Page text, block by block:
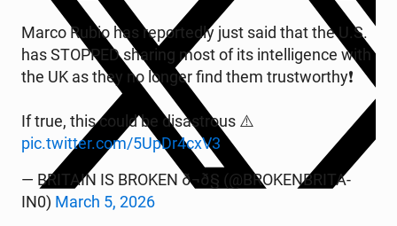
Marco Rubio has re­por­te­dly just said that the U.S.
has STOPPED sharing most of its in­tel­li­gen­ce with
the UK as they no longer find them tru­stwor­thy­❗️
If true, this could be di­sa­stro­us ⚠️
pic.twitter.com/5UpDr4cxV3
— BRITAIN IS BROKEN ð¬ð§ (@BRO­KEN­BRI­TA­
IN0) March 5, 2026